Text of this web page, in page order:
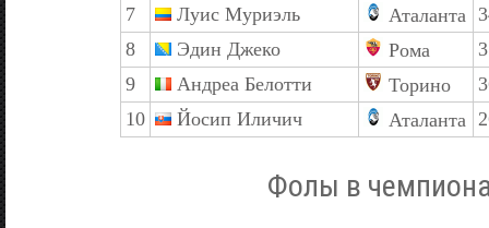
7 Луис Муриэль Аталанта
8
Эдин Джеко Рома
9
Андреа Белотти Торино
10
Йосип Иличич Аталанта
Фолы в